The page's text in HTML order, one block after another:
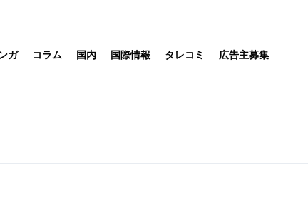
ガ コラム 国内 国際情報 タレコミ 広告主募集